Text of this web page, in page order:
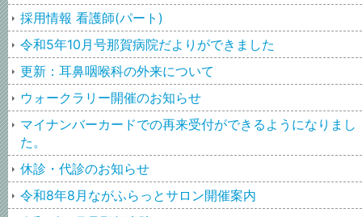
採用情報 看護師(パート)
令和5年10月号那賀病院だよりができました
更新：耳鼻咽喉科の外来について
ウォークラリー開催のお知らせ
マイナンバーカードでの再来受付ができるようになりまし
た。
休診・代診のお知らせ
令和8年8月ながふらっとサロン開催案内